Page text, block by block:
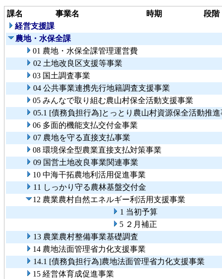
課名 事業名 時期
段階
経営支援課
農地・水保全課
01 農地・水保全課管理運営費
02 土地改良区支援等事業
03 国土調査事業
04 公共事業連携先行地籍調査支援事業
05 みんなで取り組む農山村保全活動支援事業
05.1 [債務負担行為]とっとり農山村資源保全活動推
06 多面的機能支払交付金事業
07 農地を守る直接支払事業
08 環境保全型農業直接支払対策事業
09 国営土地改良事業関連事業
10 中海干拓農地利活用促進事業
11 しっかり守る農林基盤交付金
12 農業農村自然エネルギー利活用支援事業
1 当初予算
5 ２月補正
13 農業農村整備事業基礎調査
14 農地法面管理省力化支援事業
14.1 [債務負担行為]農地法面管理省力化支援事業
15 経営体育成促進事業